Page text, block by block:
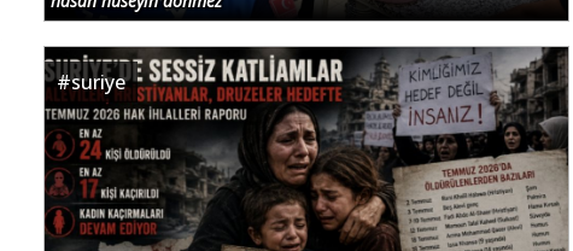
#suriye